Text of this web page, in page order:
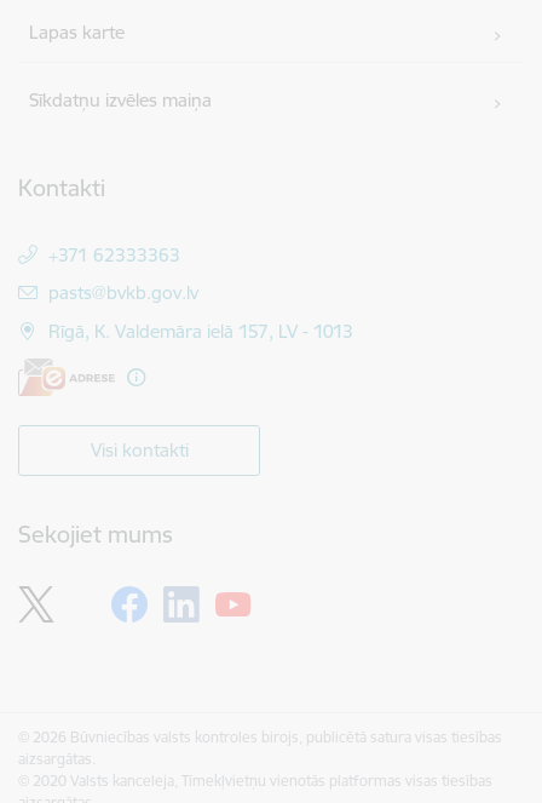
Lapas karte
Sīkdatņu izvēles maiņa
Kontakti
+371 62333363
E-pasts:
pasts@bvkb.gov.lv
Rīgā, K. Valdemāra ielā 157, LV - 1013
Visi kontakti
Sekojiet mums
© 2026 Būvniecības valsts kontroles birojs, publicētā satura visas tiesības
aizsargātas.
© 2020 Valsts kanceleja, Tīmekļvietņu vienotās platformas visas tiesības